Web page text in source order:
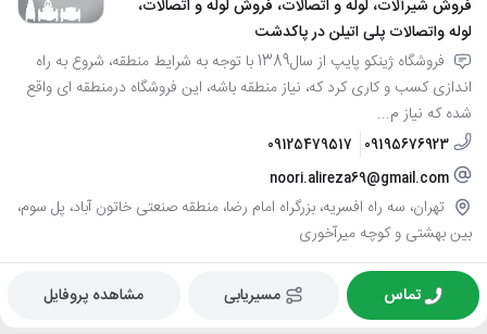
فروش شیرآلات، لوله و اتصالات، فروش لوله و اتصالات،
لوله واتصالات پلی اتیلن در پاکدشت
فروشگاه ژینکو پایپ از سال1389 با توجه به شرایط منطقه، شروع به راه
اندازی کسب و کاری کرد که، نیاز منطقه باشه، این فروشگاه درمنطقه ای واقع
شده که نیاز م...
09195676923
09125479517
noori.alireza69@gmail.com
تهران، سه راه افسریه، بزرگراه امام رضا، منطقه صنعتی خاتون آباد، پل سوم،
بین بهشتی و کوچه میرآخوری
تماس مسیریابی مشاهده پروفایل